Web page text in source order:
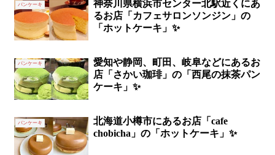
パンケーキ
神奈川県横浜市センター北駅近くにあ
るお店「カフェサロンソンジン」の
「ホットケーキ」✨
パンケーキ
愛知や静岡、町田、岐阜などにあるお
店「さかい珈琲」の「西尾の抹茶パン
ケーキ」✨
パンケーキ
北海道小樽市にあるお店「cafe
chobicha」の「ホットケーキ」✨